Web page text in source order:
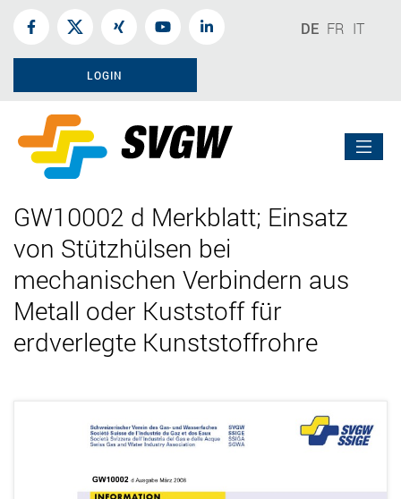
DE FR IT
LOGIN
GW10002 d Merkblatt; Einsatz
von Stützhülsen bei
mechanischen Verbindern aus
Metall oder Kuststoff für
erdverlegte Kunststoffrohre